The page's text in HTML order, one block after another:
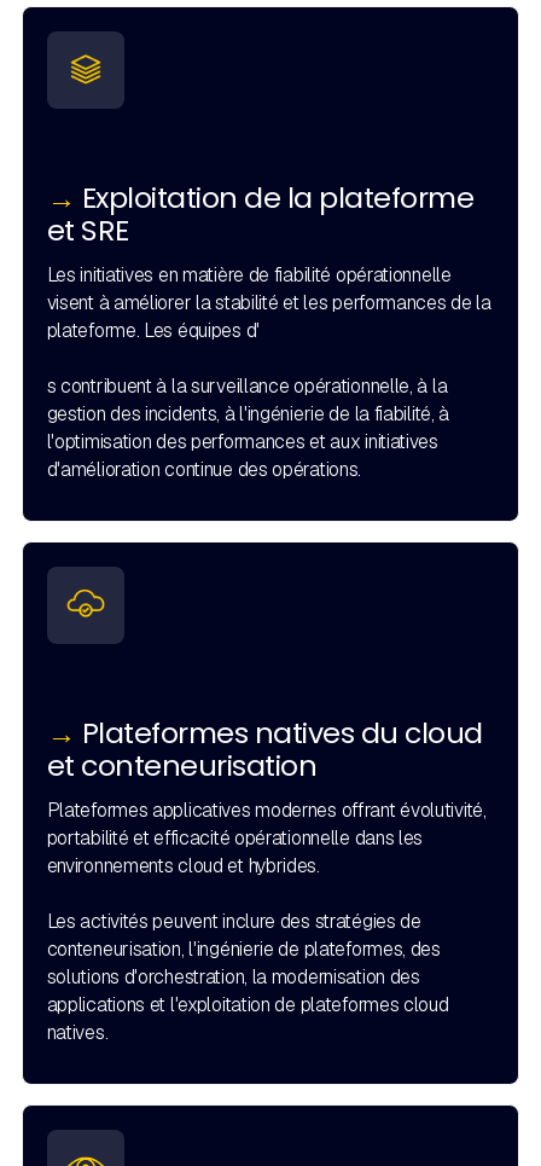
→ Exploitation de la plateforme
et SRE
Les initiatives en matière de fiabilité opérationnelle
visent à améliorer la stabilité et les performances de la
plateforme. Les équipes d'
s contribuent à la surveillance opérationnelle, à la
gestion des incidents, à l'ingénierie de la fiabilité, à
l'optimisation des performances et aux initiatives
d'amélioration continue des opérations.
→ Plateformes natives du cloud
et conteneurisation
Plateformes applicatives modernes offrant évolutivité,
portabilité et efficacité opérationnelle dans les
environnements cloud et hybrides.
Les activités peuvent inclure des stratégies de
conteneurisation, l'ingénierie de plateformes, des
solutions d'orchestration, la modernisation des
applications et l'exploitation de plateformes cloud
natives.